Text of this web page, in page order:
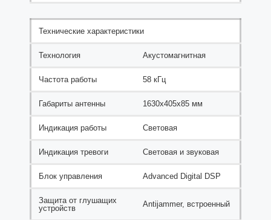
Технические характеристики
Технология Акустомагнитная
Частота работы 58 кГц
Габариты антенны 1630x405х85 мм
Индикация работы Световая
Индикация тревоги Световая и звуковая
Блок управления Advanced Digital DSP
Защита от глушащих
устройств
Antijammer, встроенный